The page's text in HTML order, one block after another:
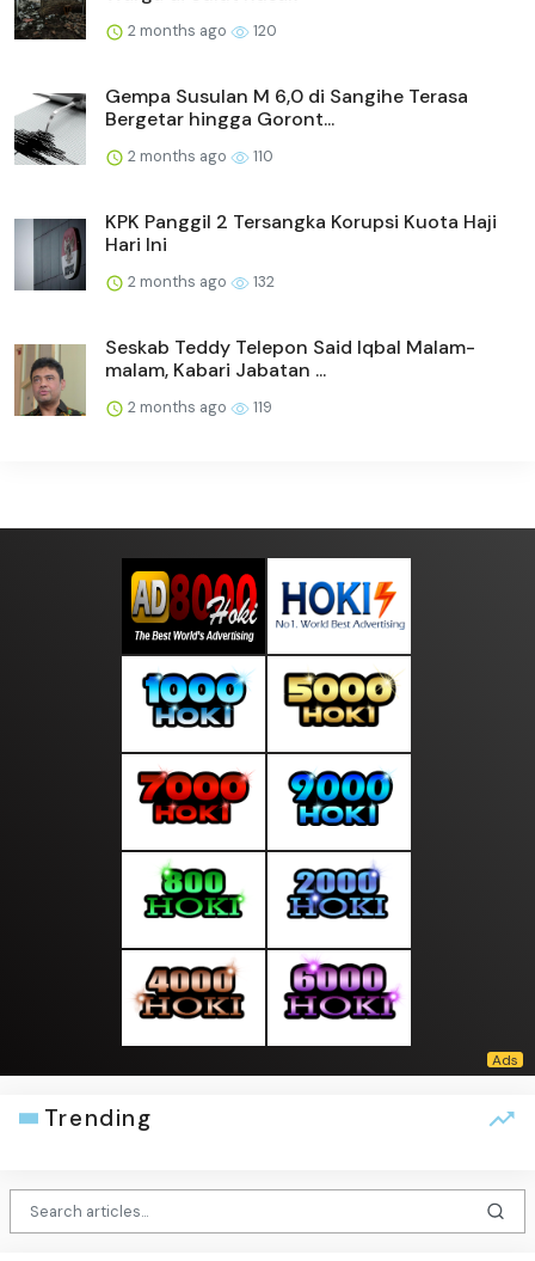
2 months ago 120
Gempa Susulan M 6,0 di Sangihe Terasa
Bergetar hingga Goront...
2 months ago 110
KPK Panggil 2 Tersangka Korupsi Kuota Haji
Hari Ini
2 months ago 132
Seskab Teddy Telepon Said Iqbal Malam-
malam, Kabari Jabatan ...
2 months ago 119
Trending